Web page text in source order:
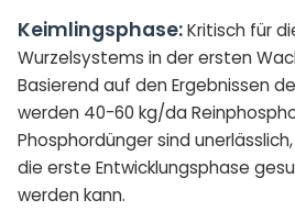
Keimlingsphase:Kritisch für
Wurzelsystems in der ersten
Basierend auf den Ergebnissen
werden 40-60 kg/da
Phosphordünger sind
die erste Entwicklungsphase
werden kann.